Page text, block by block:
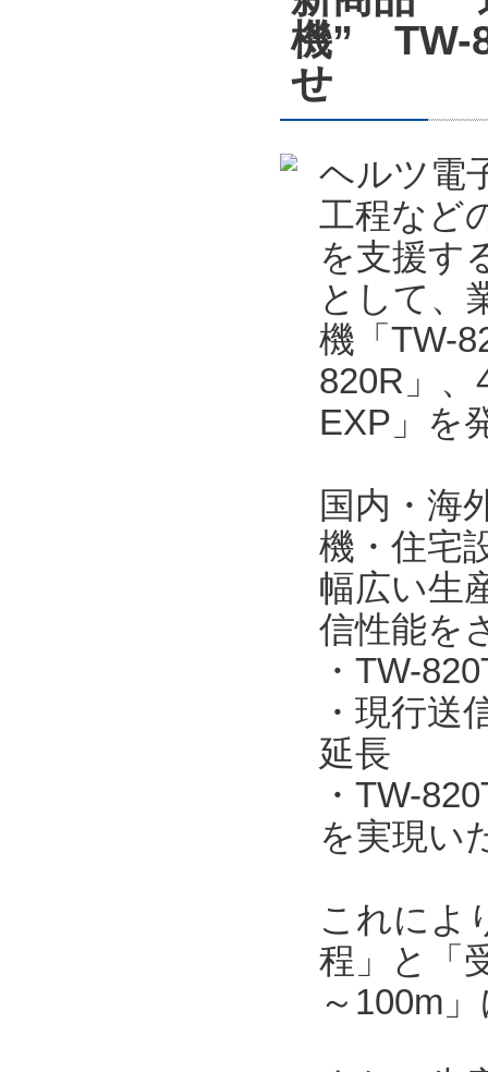
機” TW-
せ
ヘルツ電
工程など
を支援す
として、
機「TW-
820R」
EXP」を
国内・海
機・住宅
幅広い生
信性能を
・TW-
・現行送
延長
・TW-
を実現い
これによ
程」と「
～100m